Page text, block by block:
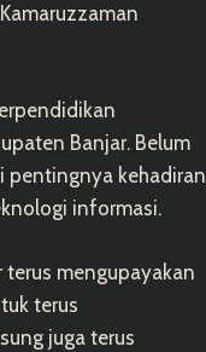
Banjar. Belum
pentingnya kehadiran
informasi.
terus mengupayakan
terus
juga terus